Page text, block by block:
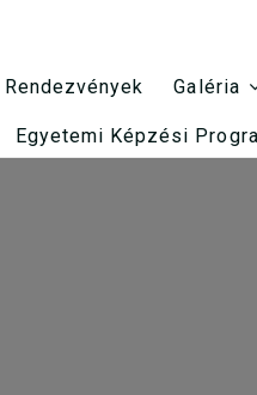
Rendezvények Galéria
Egyetemi Képzési